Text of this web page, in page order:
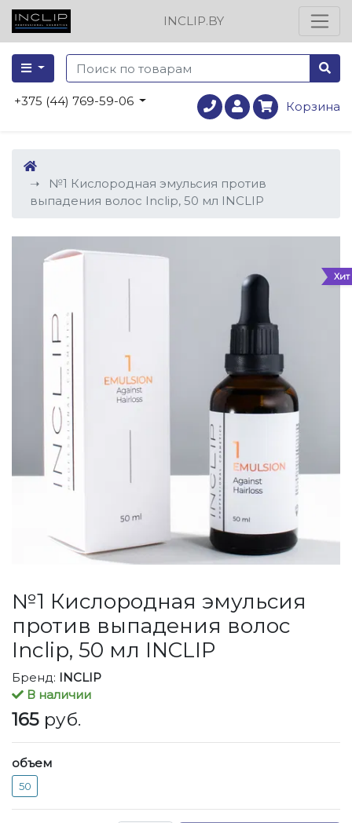
INCLIP.BY
+375 (44) 769-59-06 Корзина
№1 Кислородная эмульсия против
выпадения волос Inclip, 50 мл INCLIP
Хит
№1 Кислородная эмульсия
против выпадения волос
Inclip, 50 мл INCLIP
В наличии
Бренд: INCLIP
165 руб.
объем
50